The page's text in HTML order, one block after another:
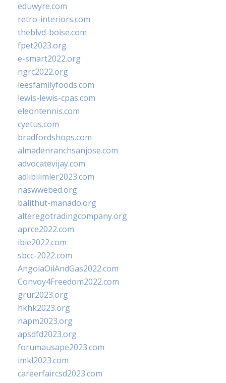
eduwyre.com
retro-interiors.com
theblvd-boise.com
fpet2023.org
e-smart2022.org
ngrc2022.org
leesfamilyfoods.com
lewis-lewis-cpas.com
eleontennis.com
cyetus.com
bradfordshops.com
almadenranchsanjose.com
advocatevijay.com
adlibilimler2023.com
naswwebed.org
balithut-manado.org
alteregotradingcompany.org
aprce2022.com
ibie2022.com
sbcc-2022.com
AngolaOilAndGas2022.com
Convoy4Freedom2022.com
grur2023.org
hkhk2023.org
napm2023.org
apsdfd2023.org
forumausape2023.com
imkl2023.com
careerfaircsd2023.com